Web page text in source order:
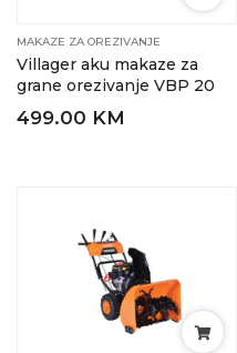
MAKAZE ZA OREZIVANJE
Villager aku makaze za
grane orezivanje VBP 20
499.00 KM